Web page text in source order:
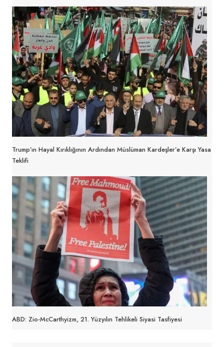
Trump’ın Hayal Kırıklığının Ardından Müslüman Kardeşler’e Karşı Yasa
Teklifi
ABD: Zio-McCarthyizm, 21. Yüzyılın Tehlikeli Siyasi Tasfiyesi